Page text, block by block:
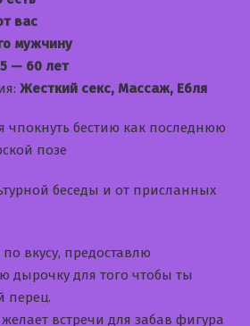
вас
мужчину
— 60 лет
Жесткий секс, Массаж, Ебля
чпокнуть бестию как последнюю
позе
беседы и от присланных
вкусу, предоставлю
дырочку для того чтобы ты
перец.
встречи для забав фигура